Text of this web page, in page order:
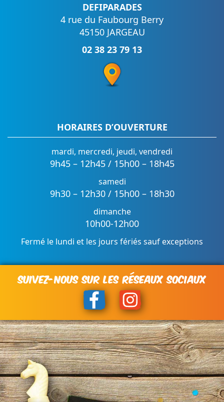
DEFIPARADES
4 rue du Faubourg Berry
45150 JARGEAU
02 38 23 79 13
HORAIRES D’OUVERTURE
mardi, mercredi, jeudi, vendredi
9h45 – 12h45 / 15h00 – 18h45
samedi
9h30 – 12h30 / 15h00 – 18h30
dimanche
10h00-12h00
Fermé le lundi et les jours fériés sauf exceptions
SUIVEZ-NOUS SUR LES RÉSEAUX SOCIAUX